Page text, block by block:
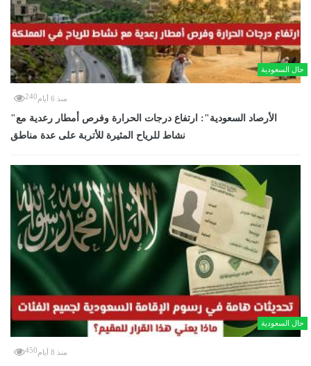
حال السعودية
منذ 6 أيام 240
"الأرصاد السعودية": ارتفاع درجات الحرارة وفرص أمطار رعدية مع
نشاط للرياح المثيرة للأتربة على عدة مناطق
حال السعودية
منذ 8 أيام 450